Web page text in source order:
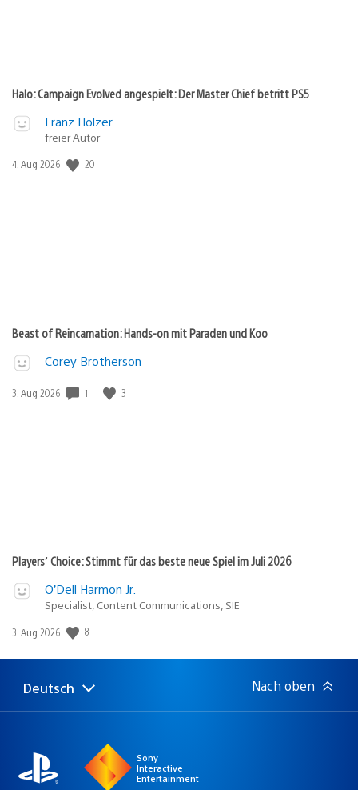
Halo: Campaign Evolved angespielt: Der Master Chief betritt PS5
Franz Holzer
freier Autor
Veröffentlichungsdatum:
4. Aug 2026 20
Beast of Reincarnation: Hands-on mit Paraden und Koo
Corey Brotherson
Veröffentlichungsdatum:
3. Aug 2026 1 3
Players’ Choice: Stimmt für das beste neue Spiel im Juli 2026
O’Dell Harmon Jr.
Specialist, Content Communications, SIE
Veröffentlichungsdatum:
3. Aug 2026 8
Select
a
Aktuelle
Region:
Deutsch Nach oben
Sony
Interactive
Entertainment